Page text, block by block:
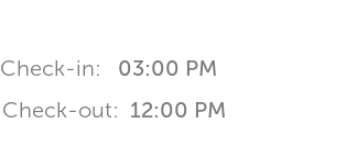
Check-in: 03:00 PM
Check-out: 12:00 PM